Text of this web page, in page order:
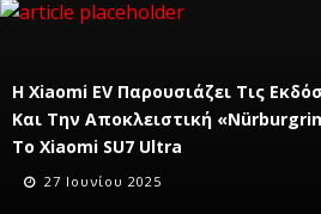
Η Xiaomi EV Παρουσιάζει Τις
Και Την Αποκλειστική
Το Xiaomi SU7 Ultra
27 Ιουνίου 2025